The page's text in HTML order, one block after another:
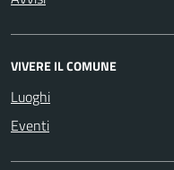
VIVERE IL COMUNE
Luoghi
Eventi